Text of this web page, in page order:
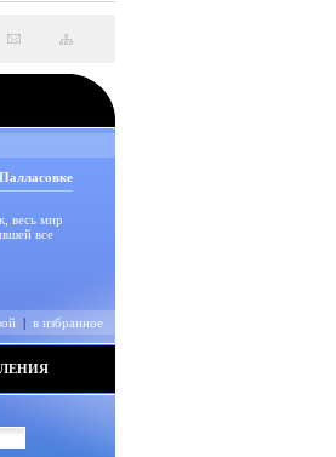
весь мир
все
| в избранное